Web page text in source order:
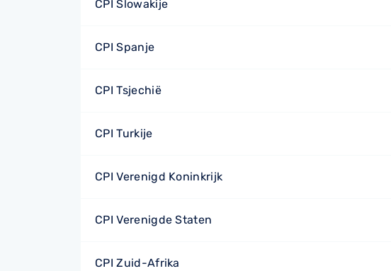
CPI Slowakije
CPI Spanje
CPI Tsjechië
CPI Turkije
CPI Verenigd Koninkrijk
CPI Verenigde Staten
CPI Zuid-Afrika